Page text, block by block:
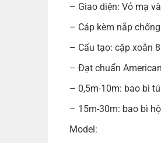
– Giao diện: Vỏ mạ
– Cáp kèm nắp
– Cấu tạo: cặp xoắn
– Đạt chuẩn
– 0,5m-10m: bao bì
– 15m-30m: bao bì
Model: